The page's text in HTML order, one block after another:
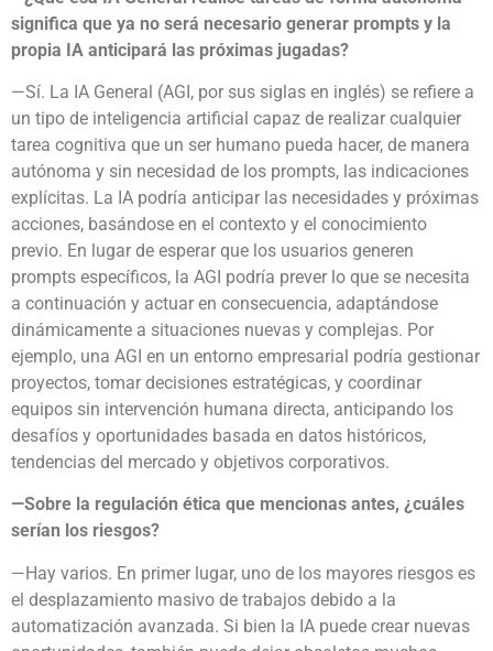
significa que ya no será necesario generar prompts y la
propia IA anticipará las próximas jugadas?
—Sí. La IA General (AGI, por sus siglas en inglés) se refiere a
un tipo de inteligencia artificial capaz de realizar cualquier
tarea cognitiva que un ser humano pueda hacer, de manera
autónoma y sin necesidad de los prompts, las indicaciones
explícitas. La IA podría anticipar las necesidades y próximas
acciones, basándose en el contexto y el conocimiento
previo. En lugar de esperar que los usuarios generen
prompts específicos, la AGI podría prever lo que se necesita
a continuación y actuar en consecuencia, adaptándose
dinámicamente a situaciones nuevas y complejas. Por
ejemplo, una AGI en un entorno empresarial podría gestionar
proyectos, tomar decisiones estratégicas, y coordinar
equipos sin intervención humana directa, anticipando los
desafíos y oportunidades basada en datos históricos,
tendencias del mercado y objetivos corporativos.
—Sobre la regulación ética que mencionas antes, ¿cuáles
serían los riesgos?
—Hay varios. En primer lugar, uno de los mayores riesgos es
el desplazamiento masivo de trabajos debido a la
automatización avanzada. Si bien la IA puede crear nuevas